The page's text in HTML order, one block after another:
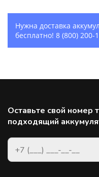
Нужна доставка
бесплатно! 8 (800) 200-
Оставьте свой номер
подходящий